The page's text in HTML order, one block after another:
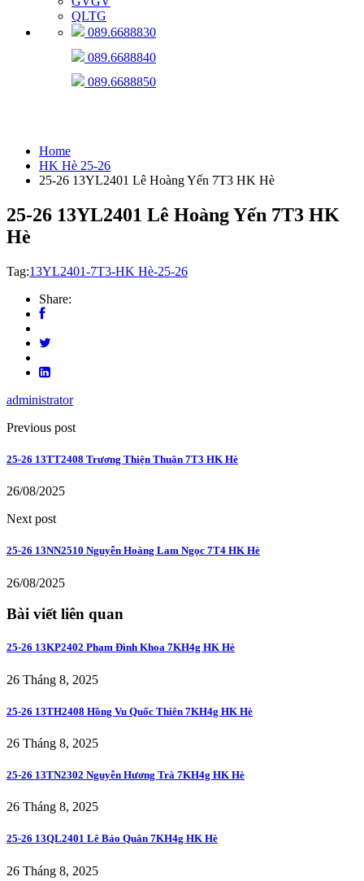
QLTG
089.6688830
089.6688840
089.6688850
Home
HK Hè 25-26
25-26 13YL2401 Lê Hoàng Yến 7T3 HK Hè
25-26 13YL2401 Lê Hoàng Yến 7T3 HK
Hè
Tag:13YL2401-7T3-HK Hè-25-26
Share:
administrator
Previous post
25-26 13TT2408 Trương Thiện Thuận 7T3 HK Hè
26/08/2025
Next post
25-26 13NN2510 Nguyễn Hoàng Lam Ngọc 7T4 HK Hè
26/08/2025
Bài viết liên quan
25-26 13KP2402 Phạm Đình Khoa 7KH4g HK Hè
26 Tháng 8, 2025
25-26 13TH2408 Hồng Vu Quốc Thiên 7KH4g HK Hè
26 Tháng 8, 2025
25-26 13TN2302 Nguyễn Hương Trà 7KH4g HK Hè
26 Tháng 8, 2025
25-26 13QL2401 Lê Bảo Quân 7KH4g HK Hè
26 Tháng 8, 2025